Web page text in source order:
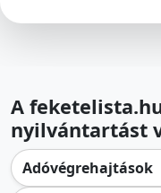
A
nyilvántartást
Adóvégrehajtások